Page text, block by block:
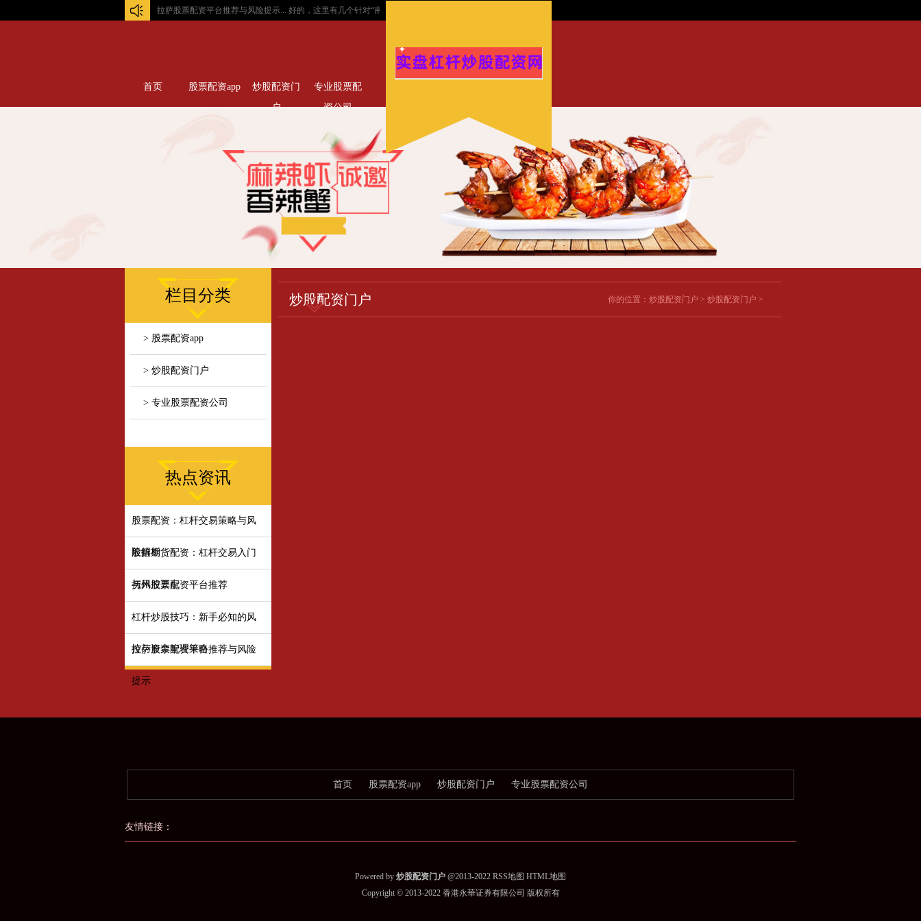
拉萨股票配资平台推荐与风险提示... 好的，这里有几个针对“南宁股票配资平台”优化、适合百度收录的标题，均在以内：...
首页 股票配资app
炒股配资门
户
专业股票配
资公司
栏目分类
> 股票配资app
> 炒股配资门户
> 专业股票配资公司
热点资讯
股票配资：杠杆交易策略与风
险解析
股指期货配资：杠杆交易入门
与风控要点
抚州股票配资平台推荐
杠杆炒股技巧：新手必知的风
控与资金管理策略
拉萨股票配资平台推荐与风险
提示
炒股配资门户 你的位置： 炒股配资门户 > 炒股配资门户 >
首页 股票配资app 炒股配资门户 专业股票配资公司
友情链接：
Powered by 炒股配资门户 @2013-2022 RSS地图 HTML地图
Copyright © 2013-2022 香港永華证券有限公司 版权所有